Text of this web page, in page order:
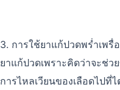
3. การใช้ยาแก้ปวดพร่ำเพ
ยาแก้ปวดเพราะคิดว่าจะช่
การไหลเวียนของเลือดไปที่